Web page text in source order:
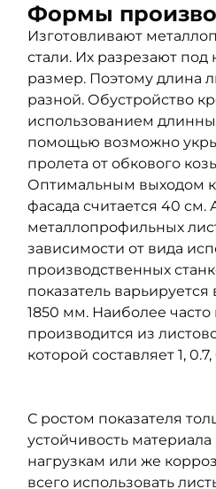
Формы
Изготовливают
стали. Их разрезают
размер. Поэтому длина
разной. Обустройство
использованием
помощью возможно
пролета от обкового
Оптимальным выходом
фасада считается 40
металлопрофильных
зависимости от вида
производственных
показатель
1850 мм. Наиболее
производится из
которой составляет 1,
С ростом показателя
устойчивость
нагрузкам или же
всего использовать